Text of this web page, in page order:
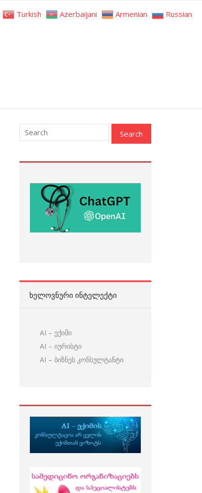
ᲮᲔᲚᲝᲕᲜᲣᲠᲘ ᲘᲜᲢᲔᲚᲔᲥᲢᲘ
AI – ექიმი
AI – იურისტი
AI – ბიზნეს კონსულტანტი
Turkish Azerbaijani Armenian Russian